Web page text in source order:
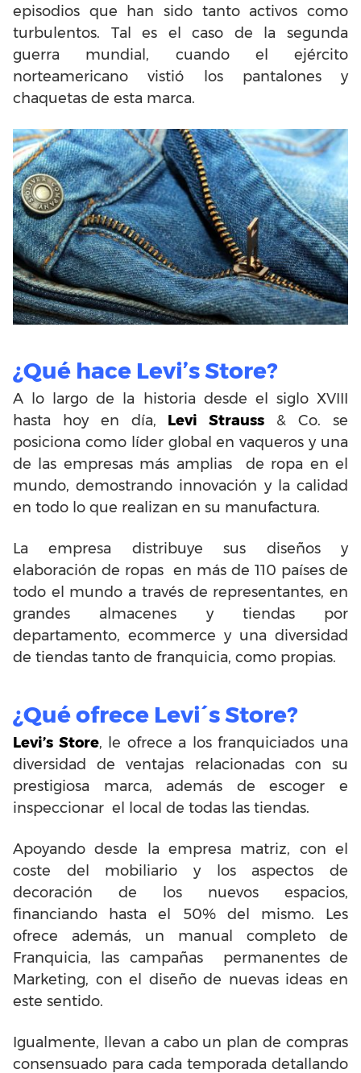
episodios que han sido tanto activos como
turbulentos. Tal es el caso de la segunda
guerra mundial, cuando el ejército
norteamericano vistió los pantalones y
chaquetas de esta marca.
¿Qué hace Levi’s Store?
A lo largo de la historia desde el siglo XVIII
hasta hoy en día, Levi Strauss & Co. se
posiciona como líder global en vaqueros y una
de las empresas más amplias de ropa en el
mundo, demostrando innovación y la calidad
en todo lo que realizan en su manufactura.
La empresa distribuye sus diseños y
elaboración de ropas en más de 110 países de
todo el mundo a través de representantes, en
grandes almacenes y tiendas por
departamento, ecommerce y una diversidad
de tiendas tanto de franquicia, como propias.
¿Qué ofrece Levi´s Store?
Levi’s Store, le ofrece a los franquiciados una
diversidad de ventajas relacionadas con su
prestigiosa marca, además de escoger e
inspeccionar el local de todas las tiendas.
Apoyando desde la empresa matriz, con el
coste del mobiliario y los aspectos de
decoración de los nuevos espacios,
financiando hasta el 50% del mismo. Les
ofrece además, un manual completo de
Franquicia, las campañas permanentes de
Marketing, con el diseño de nuevas ideas en
este sentido.
Igualmente, llevan a cabo un plan de compras
consensuado para cada temporada detallando